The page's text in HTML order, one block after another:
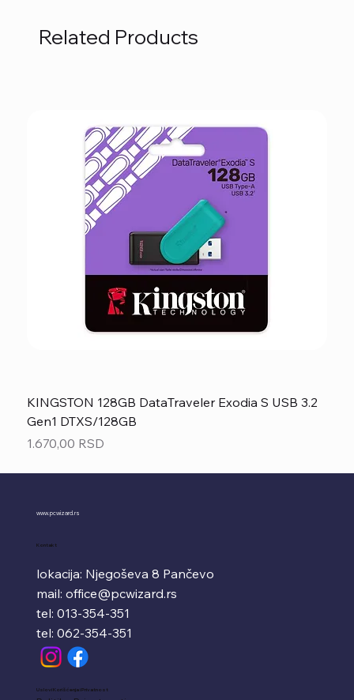
Related Products
KINGSTON 128GB DataTraveler Exodia S USB 3.2
Gen1 DTXS/128GB
Price
1.670,00 RSD
www.pcwizard.rs
Kontakt
lokacija: Njegoševa 8 Pančevo
mail: office@pcwizard.rs
tel: 013-354-351
tel: 062-354-351
Uslovi Korišćenja i Privatnost